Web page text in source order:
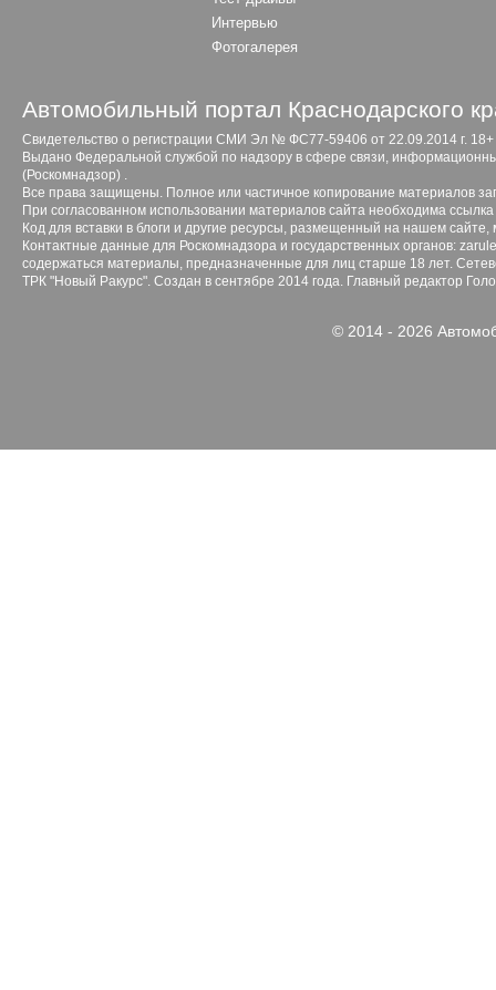
Интервью
Фотогалерея
Автомобильный портал Краснодарского
Свидетельство о регистрации СМИ Эл № ФС77-59406 от 22.09.2014 г. 18+
Выдано Федеральной службой по надзору в сфере связи,
(Роскомнадзор) .
Все права защищены. Полное или частичное копирование материалов
При согласованном использовании материалов сайта необходима ссылка
Код для вставки в блоги и другие ресурсы, размещенный на нашем сайте,
Контактные данные для Роскомнадзора и государственных органов:
содержаться материалы, предназначенные для лиц старше 18 лет.
ТРК "Новый Ракурс". Создан в сентябре 2014 года. Главный редактор
© 2014 - 2026